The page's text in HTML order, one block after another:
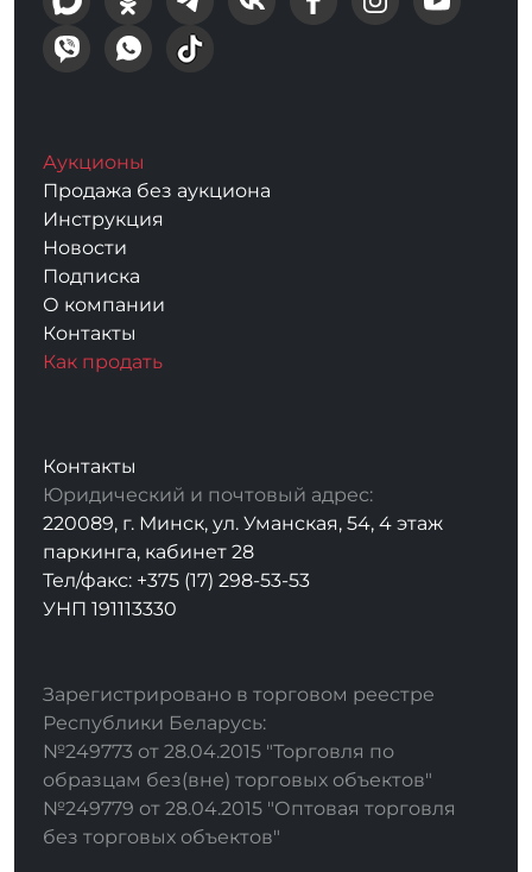
Аукционы
Продажа без аукциона
Инструкция
Новости
Подписка
О компании
Контакты
Как продать
Контакты
Юридический и почтовый адрес:
220089, г. Минск, ул. Уманская, 54, 4 этаж
паркинга, кабинет 28
Тел/факс: +375 (17) 298-53-53
УНП 191113330
Зарегистрировано в торговом реестре
Республики Беларусь:
№249773 от 28.04.2015 "Торговля по
образцам без(вне) торговых объектов"
№249779 от 28.04.2015 "Оптовая торговля
без торговых объектов"